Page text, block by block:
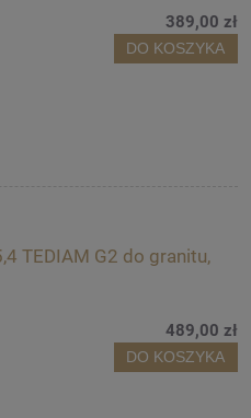
389,00 zł
DO KOSZYKA
TEDIAM G2 do granitu,
489,00 zł
DO KOSZYKA